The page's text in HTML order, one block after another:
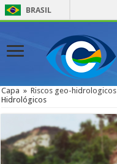
BRASIL
Capa » Riscos geo-hidrologicos
Hidrológicos